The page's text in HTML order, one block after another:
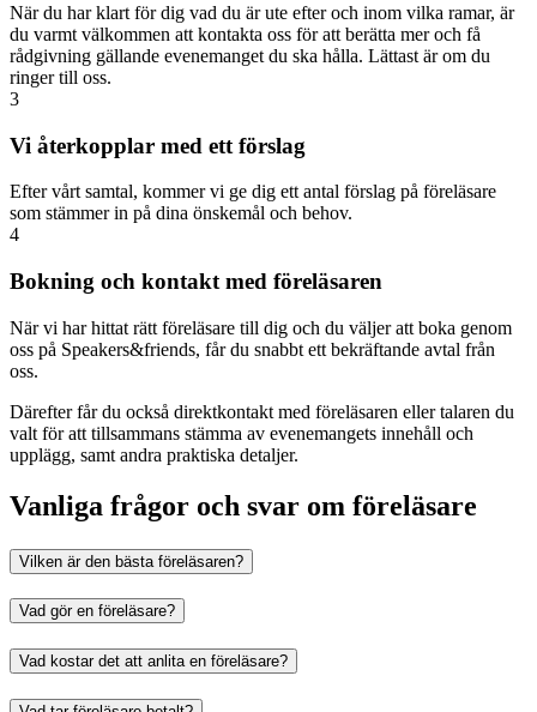
När du har klart för dig vad du är ute efter och inom vilka ramar, är
du varmt välkommen att kontakta oss för att berätta mer och få
rådgivning gällande evenemanget du ska hålla. Lättast är om du
ringer till oss.
3
Vi återkopplar med ett förslag
Efter vårt samtal, kommer vi ge dig ett antal förslag på föreläsare
som stämmer in på dina önskemål och behov.
4
Bokning och kontakt med föreläsaren
När vi har hittat rätt föreläsare till dig och du väljer att boka genom
oss på Speakers&friends, får du snabbt ett bekräftande avtal från
oss.
Därefter får du också direktkontakt med föreläsaren eller talaren du
valt för att tillsammans stämma av evenemangets innehåll och
upplägg, samt andra praktiska detaljer.
Vanliga frågor och svar om föreläsare
Vilken är den bästa föreläsaren?
Vad gör en föreläsare?
Vad kostar det att anlita en föreläsare?